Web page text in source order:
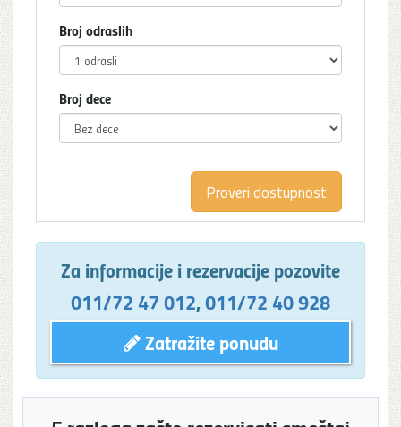
Broj odraslih
Broj dece
Za informacije i rezervacije pozovite
011/72 47 012,011/72 40 928
Zatražite ponudu